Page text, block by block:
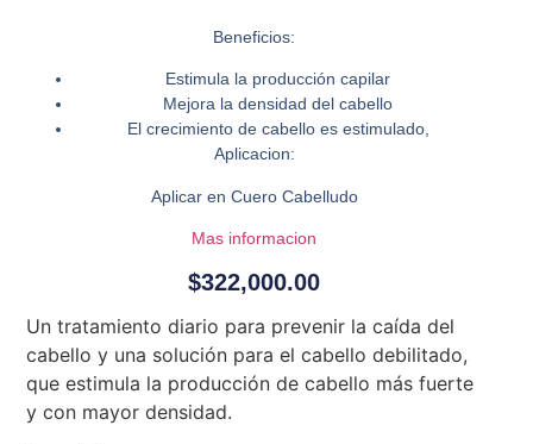
Beneficios:
Estimula la producción capilar
Mejora la densidad del cabello
El crecimiento de cabello es estimulado,
Aplicacion:
Aplicar en Cuero Cabelludo
Mas informacion
$322,000.00
Un tratamiento diario para prevenir la caída del
cabello y una solución para el cabello debilitado,
que estimula la producción de cabello más fuerte
y con mayor densidad.